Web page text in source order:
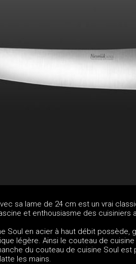
sa lame de 24 cm est un vrai
et enthousiasme des cuisiniers
Soul en acier à haut débit possède,
légère. Ainsi le couteau de
du couteau de cuisine Soul
les mains.